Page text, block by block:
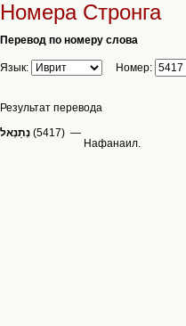
Номера Стронга
Перевод по номеру слова
Язык: Номер:
Результат перевода
(5417) —
Нафанаил.